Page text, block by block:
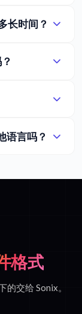
长时间？
语言吗？
格式
的交给 Sonix。